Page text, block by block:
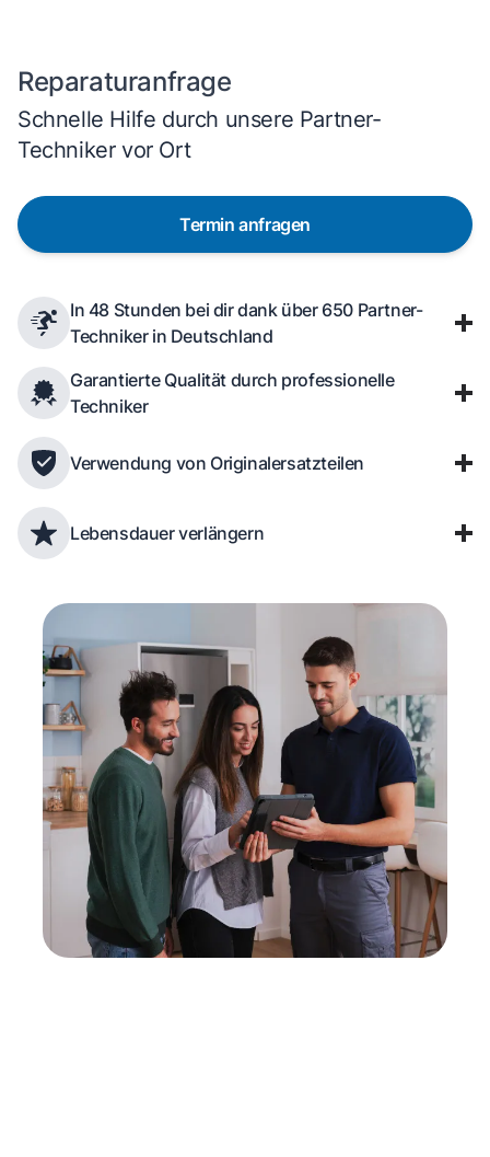
Reparaturanfrage
Schnelle Hilfe durch unsere Partner-
Techniker vor Ort
Termin anfragen
In 48 Stunden bei dir dank über 650 Partner-
Techniker in Deutschland
Garantierte Qualität durch professionelle
Techniker
Verwendung von Originalersatzteilen
Lebensdauer verlängern